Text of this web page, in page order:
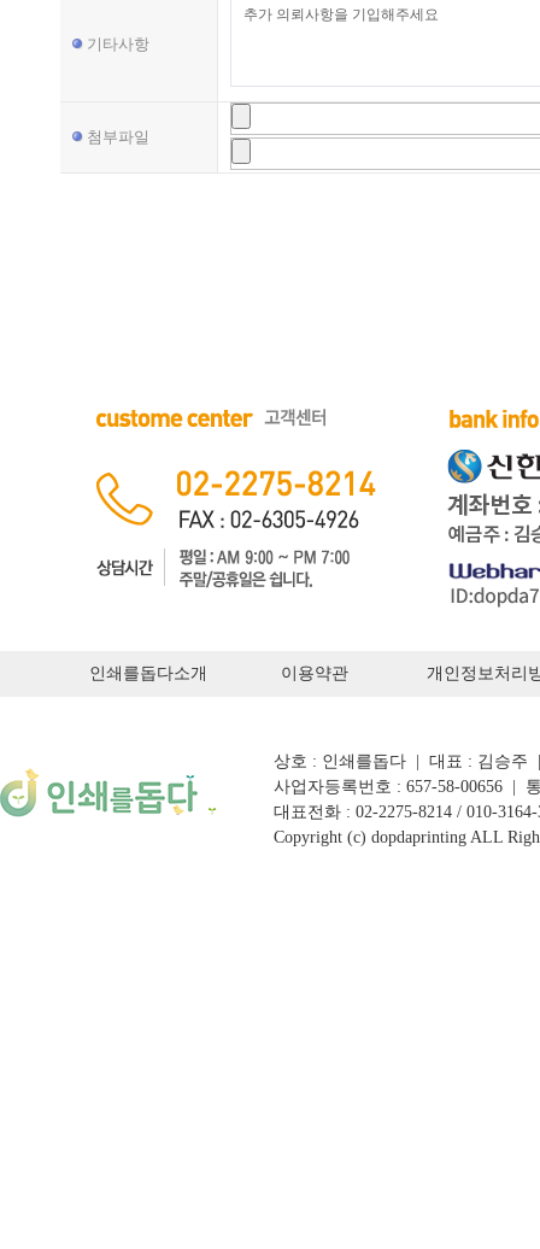
기타사항
첨부파일
인쇄를돕다소개 이용약관 개인정보처리
상호 : 인쇄를돕다 | 대표 : 김승주
사업자등록번호 : 657-58-00656 |
대표전화 : 02-2275-8214 / 010-
Copyright (c) dopdaprinting ALL